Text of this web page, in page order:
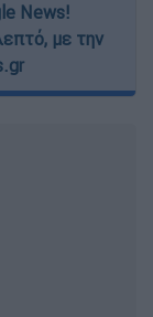
News!
με την